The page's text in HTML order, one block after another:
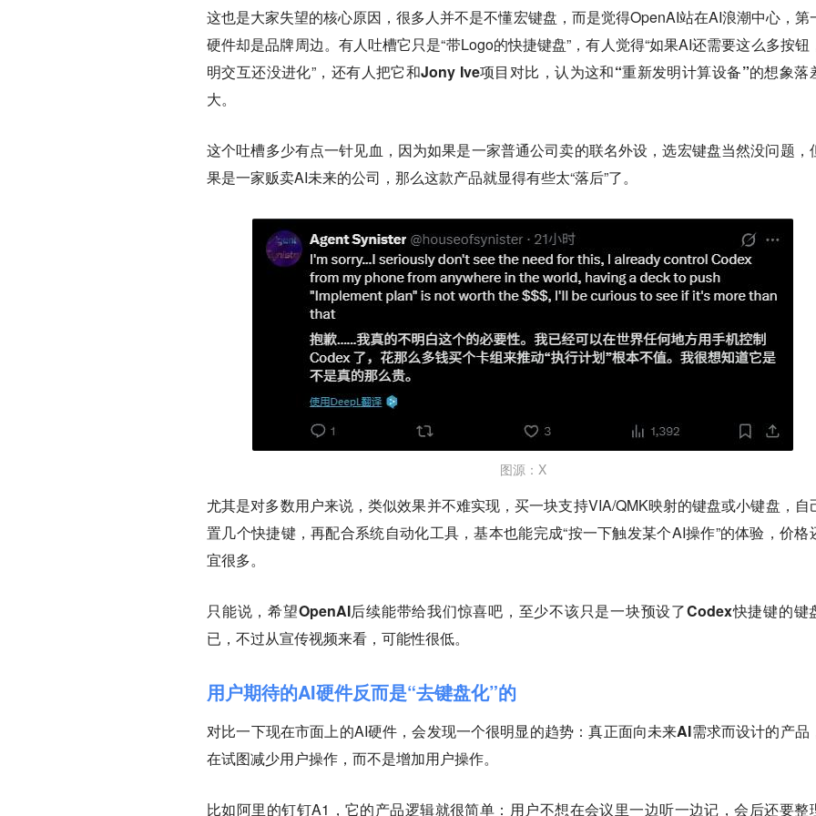
这也是大家失望的核心原因，很多人并不是不懂宏键盘，而是觉得OpenAI站在AI浪潮中心，第
硬件却是品牌周边。有人吐槽它只是“带Logo的快捷键盘”，有人觉得“如果AI还需要这么多按钮
明交互还没进化”， 还有人把它和Jony Ive项目对比，认为这和“重新发明计算设备”的想象落
大。
这个吐槽多少有点一针见血，因为如果是一家普通公司卖的联名外设，选宏键盘当然没问题，
果是一家贩卖AI未来的公司，那么这款产品就显得有些太“落后”了。
图源：X
尤其是对多数用户来说，类似效果并不难实现，买一块支持VIA/QMK映射的键盘或小键盘，自
置几个快捷键，再配合系统自动化工具，基本也能完成“按一下触发某个AI操作”的体验，价格
宜很多。
只能说，希望OpenAI后续能带给我们惊喜吧，至少不该只是一块预设了Codex快捷键的键
已，不过从宣传视频来看，可能性很低。
用户期待的AI硬件反而是“去键盘化”的
对比一下现在市面上的AI硬件，会发现一个很明显的趋势：真正面向未来AI需求而设计的产品
在试图减少用户操作，而不是增加用户操作。
比如阿里的钉钉A1，它的产品逻辑就很简单：用户不想在会议里一边听一边记，会后还要整